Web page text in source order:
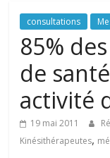
de
toute
famille
consultations
85%
de
activité
19 mai 2011
Kinésithérapeutes,